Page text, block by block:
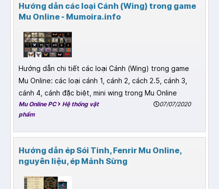
Hướng dẫn các loại Cánh (Wing) trong game
Mu Online - Mumoira.info
Hướng dẫn chi tiết các loại Cánh (Wing) trong game
Mu Online: các loại cánh 1, cánh 2, cách 2.5, cánh 3,
cánh 4, cánh đặc biệt, mini wing trong Mu Online
Mu Online PC
Hệ thống vật
phẩm
07/07/2020
Hướng dẫn ép Sói Tinh, Fenrir Mu Online,
nguyên liệu, ép Mảnh Sừng